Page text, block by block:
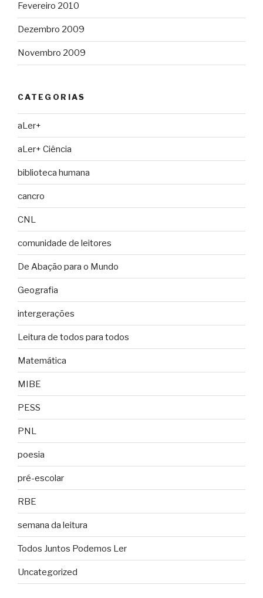
Fevereiro 2010
Dezembro 2009
Novembro 2009
CATEGORIAS
aLer+
aLer+ Ciência
biblioteca humana
cancro
CNL
comunidade de leitores
De Abação para o Mundo
Geografia
intergerações
Leitura de todos para todos
Matemática
MIBE
PESS
PNL
poesia
pré-escolar
RBE
semana da leitura
Todos Juntos Podemos Ler
Uncategorized